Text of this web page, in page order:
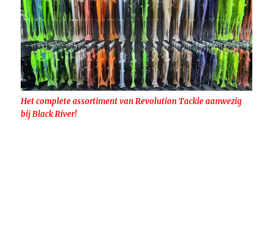
Het complete assortiment van Revolution Tackle aanwezig
bij Black River!